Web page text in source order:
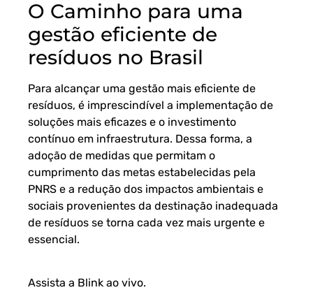
O Caminho para uma
gestão eficiente de
resíduos no Brasil
Para alcançar uma gestão mais eficiente de
resíduos, é imprescindível a implementação de
soluções mais eficazes e o investimento
contínuo em infraestrutura. Dessa forma, a
adoção de medidas que permitam o
cumprimento das metas estabelecidas pela
PNRS e a redução dos impactos ambientais e
sociais provenientes da destinação inadequada
de resíduos se torna cada vez mais urgente e
essencial.
Assista a Blink ao vivo.